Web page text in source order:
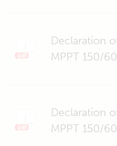
Declaration
MPPT 150/
Declaration
MPPT 150/